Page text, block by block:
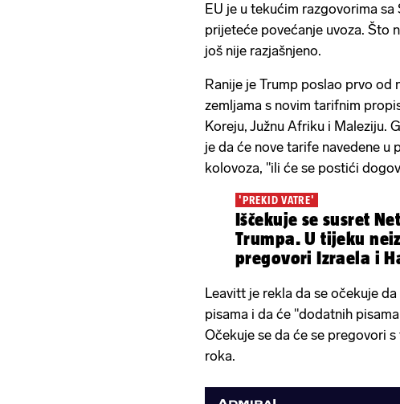
EU je u tekućim razgovorima
prijeteće povećanje uvoza. Što
još nije razjašnjeno.
Ranije je Trump poslao prvo od
zemljama s novim tarifnim
Koreju, Južnu Afriku i Maleziju.
je da će nove tarife navedene u
kolovoza, "ili će se postići
'PREKID VATRE'
Iščekuje se susret
Trumpa. U tijeku
pregovori Izraela i
Leavitt je rekla da se očekuje
pisama i da će "dodatnih
Očekuje se da će se pregovori
roka.